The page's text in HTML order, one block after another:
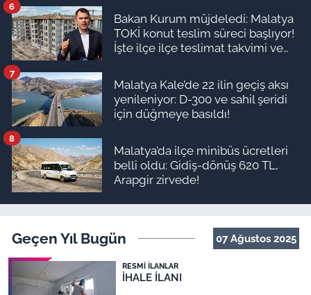
Bakan Kurum müjdeledi: Malatya
TOKİ konut teslim süreci başlıyor!
İşte ilçe ilçe teslimat takvimi ve
6
Malatya Kale’de 22 ilin geçiş aksı
yenileniyor: D-300 ve sahil şeridi
için düğmeye basıldı!
7
Malatya’da ilçe minibüs ücretleri
belli oldu: Gidiş-dönüş 620 TL,
Arapgir zirvede!
8
Geçen Yıl Bugün 07 Ağustos 2025
RESMI İLANLAR
İHALE İLANI